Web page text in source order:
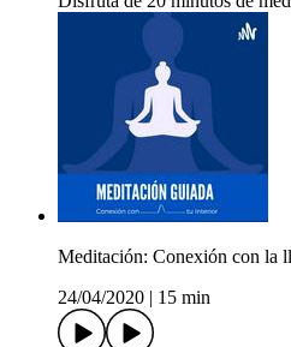
Meditación: Conexión con la
24/04/2020
15 min